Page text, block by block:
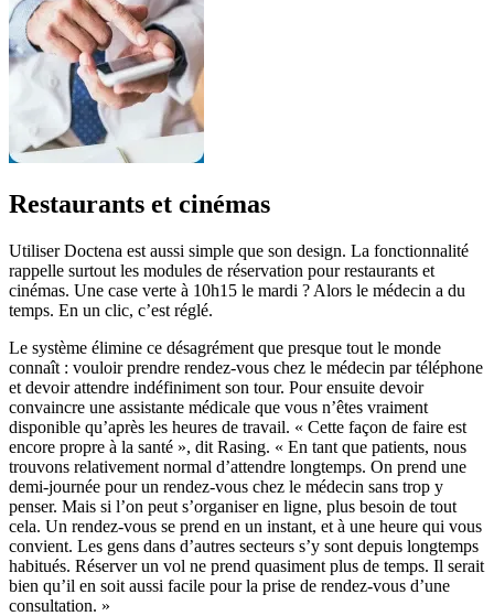
Restaurants et cinémas
Utiliser Doctena est aussi simple que son design. La fonctionnalité
rappelle surtout les modules de réservation pour restaurants et
cinémas. Une case verte à 10h15 le mardi ? Alors le médecin a du
temps. En un clic, c’est réglé.
Le système élimine ce désagrément que presque tout le monde
connaît : vouloir prendre rendez-vous chez le médecin par téléphone
et devoir attendre indéfiniment son tour. Pour ensuite devoir
convaincre une assistante médicale que vous n’êtes vraiment
disponible qu’après les heures de travail. « Cette façon de faire est
encore propre à la santé », dit Rasing. « En tant que patients, nous
trouvons relativement normal d’attendre longtemps. On prend une
demi-journée pour un rendez-vous chez le médecin sans trop y
penser. Mais si l’on peut s’organiser en ligne, plus besoin de tout
cela. Un rendez-vous se prend en un instant, et à une heure qui vous
convient. Les gens dans d’autres secteurs s’y sont depuis longtemps
habitués. Réserver un vol ne prend quasiment plus de temps. Il serait
bien qu’il en soit aussi facile pour la prise de rendez-vous d’une
consultation. »